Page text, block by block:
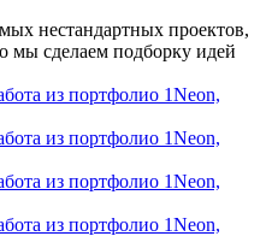
нестандартных проектов,
мы сделаем подборку идей